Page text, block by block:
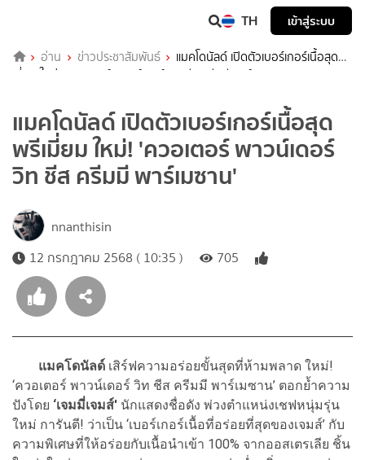
TH เข้าสู่ระบบ
อ่าน ข่าวประชาสัมพันธ์
แมคโดนัลด์ เปิดตัวเบอร์เกอร์เนื้อสุดพรี
เมี่ยม ใหม่! ‘ควอเตอร์ พาวน์เดอร์ วิท ชีส ครีมมี พาร์เมซาน’
แมคโดนัลด์ เปิดตัวเบอร์เกอร์เนื้อสุด
พรีเมี่ยม ใหม่! 'ควอเตอร์ พาวน์เดอร์
วิท ชีส ครีมมี พาร์เมซาน'
nnanthisin
12 กรกฎาคม 2568 ( 10:35 )
705
แมคโดนัลด์ เสิร์ฟความอร่อยขั้นสุดที่ห้ามพลาด ใหม่!
‘ควอเตอร์ พาวน์เดอร์ วิท ชีส ครีมมี พาร์เมซาน’ ตอกย้ำความ
ปังโดย ‘เจมมี่เจมส์' นักแสดงชื่อดัง พ่วงตำแหน่งเชฟหนุ่มรุ่น
ใหม่ การันตี! ว่าเป็น ‘เบอร์เกอร์เนื้อที่อร่อยที่สุดของเจมส์’ กับ
ความพิเศษที่ให้อร่อยกับเนื้อนำเข้า 100% จากออสเตรเลีย ชิ้น